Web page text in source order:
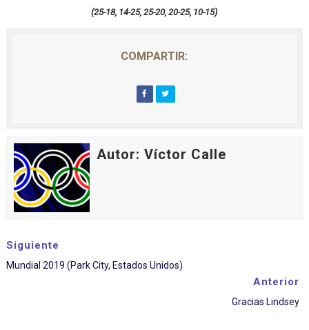
(25-18, 14-25, 25-20, 20-25, 10-15)
COMPARTIR:
Autor: Víctor Calle
Siguiente
Mundial 2019 (Park City, Estados Unidos)
Anterior
Gracias Lindsey